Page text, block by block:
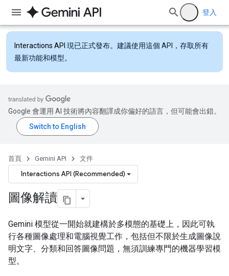
登入
Interactions API 現已正式發布。建議使用這個 API，存取所有
最新功能和模型。
Google 會運用 AI 技術將內容翻譯成你偏好的語言，但可能會出錯。
首頁 Gemini API 文件
Interactions API (Recommended)
圖像解讀
Gemini 模型從一開始就建構於多模態的基礎上，因此可執
行各種圖像處理和電腦視覺工作，包括但不限於生成圖像說
明文字、分類和回答圖像問題，無須訓練專門的機器學習模
型。